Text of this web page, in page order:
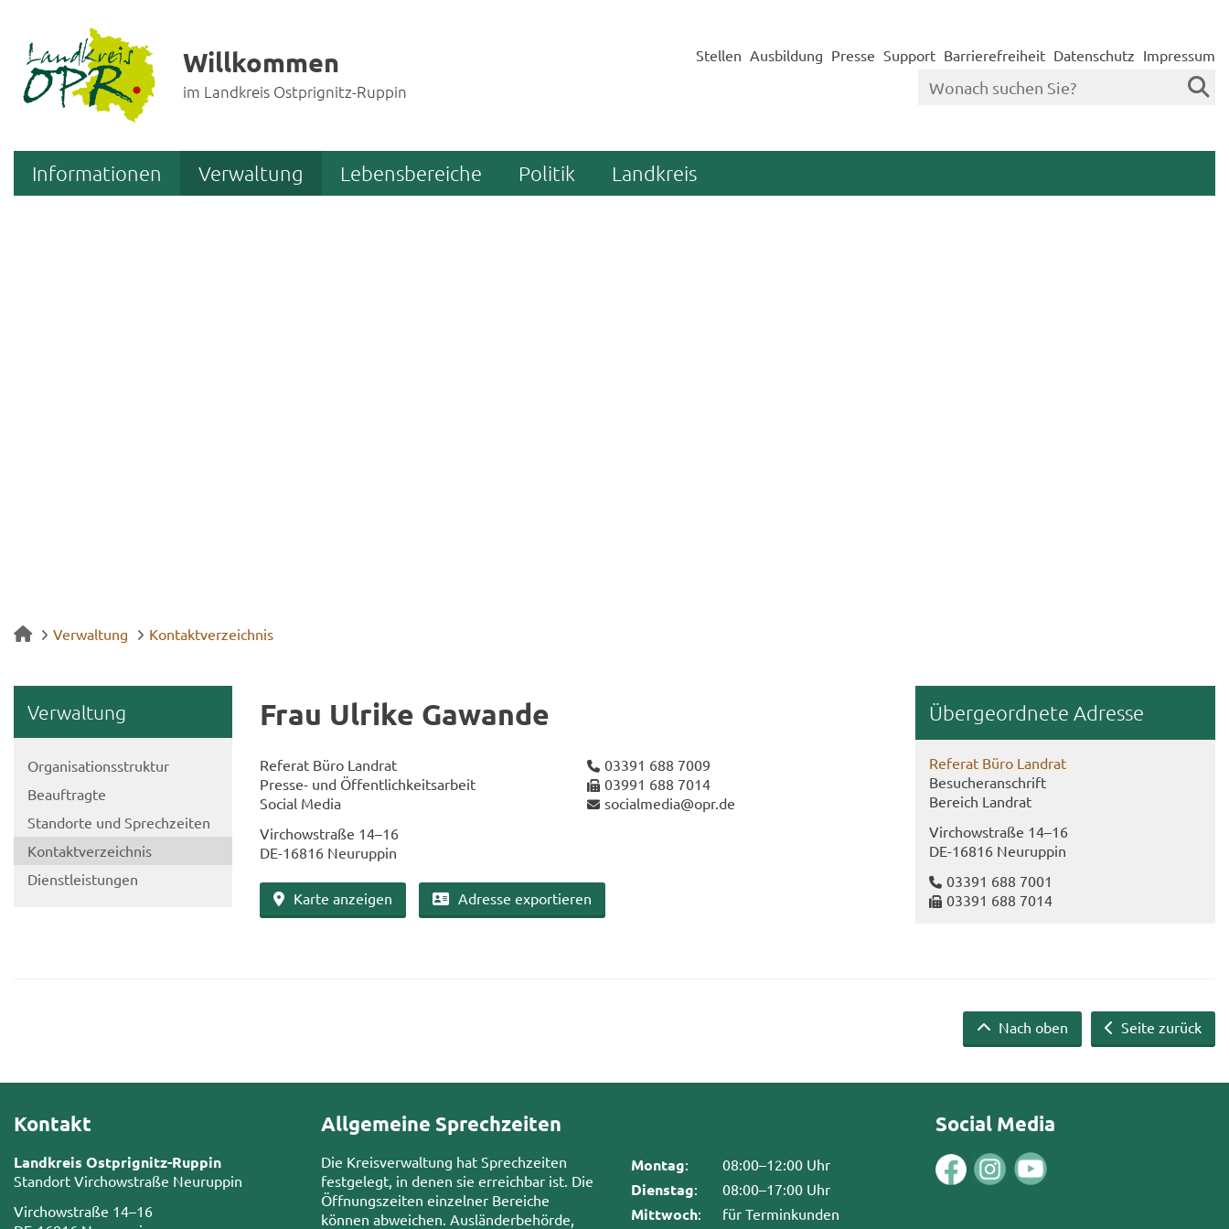
Willkommen
im Landkreis Ostprignitz-Ruppin
Stellen Ausbildung Presse Support Barrierefreiheit Datenschutz Impressum
Informationen Verwaltung Lebensbereiche Politik Landkreis
Verwaltung Kontaktverzeichnis
Ver­wal­tung
Or­ga­ni­sa­ti­ons­struk­tur
Be­auf­trag­te
Stand­or­te und Sprech­zei­ten
Kon­takt­ver­zeich­nis
Dienst­leis­tun­gen
Frau Ul­ri­ke Ga­wan­de
Re­fe­rat Büro Land­rat
Presse-​ und Öf­fent­lich­keits­ar­beit
So­cial Media
Virch­ow­stra­ße 14–16
DE-​16816 Neu­rup­pin
03391 688 7009
03991 688 7014
so­cial­me­dia@opr.de
Karte an­zei­gen Adres­se ex­por­tie­ren
Über­ge­ord­ne­te Adres­se
Re­fe­rat Büro Land­rat
Be­su­cher­an­schrift
Be­reich Land­rat
Virch­ow­stra­ße 14–16
DE-​16816 Neu­rup­pin
03391 688 7001
03391 688 7014
Seite zurück
Nach oben
Kontakt
Landkreis Ostprignitz-Ruppin
Standort Virchowstraße Neuruppin
Virchowstraße 14–16
Allgemeine Sprechzeiten
Die Kreisverwaltung hat Sprechzeiten
festgelegt, in denen sie erreichbar ist. Die
Öffnungszeiten einzelner Bereiche
können abweichen. Ausländerbehörde,
Montag: 08:00–12:00 Uhr
Dienstag: 08:00–17:00 Uhr
Mittwoch: für Terminkunden
Social Media